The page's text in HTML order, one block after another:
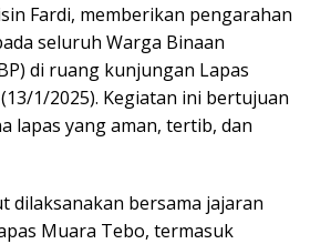
Fardi, memberikan pengarahan
seluruh Warga Binaan
di ruang kunjungan Lapas
1/2025). Kegiatan ini bertujuan
lapas yang aman, tertib, dan
dilaksanakan bersama jajaran
Muara Tebo, termasuk